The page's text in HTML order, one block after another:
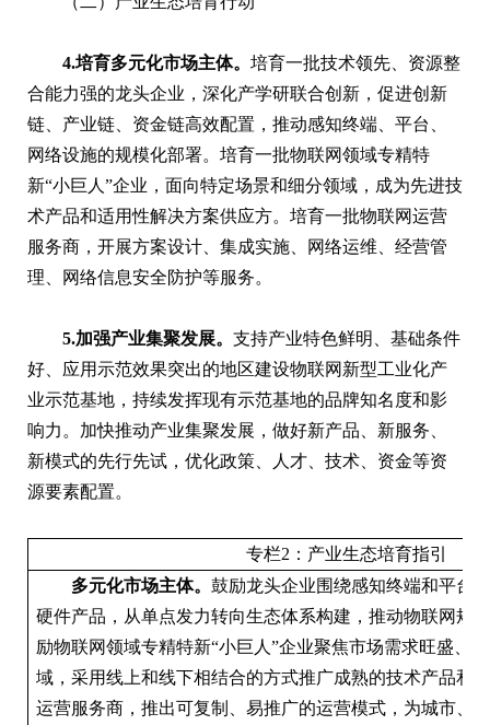
4.培育多元化市场主体。 培育一批技术领先、资源整
合能力强的龙头企业，深化产学研联合创新，促进创新
链、产业链、资金链高效配置，推动感知终端、平台、
网络设施的规模化部署。培育一批物联网领域专精特
新“小巨人”企业，面向特定场景和细分领域，成为先进技
术产品和适用性解决方案供应方。培育一批物联网运营
服务商，开展方案设计、集成实施、网络运维、经营管
理、网络信息安全防护等服务。
5.加强产业集聚发展。 支持产业特色鲜明、基础条件
好、应用示范效果突出的地区建设物联网新型工业化产
业示范基地，持续发挥现有示范基地的品牌知名度和影
响力。加快推动产业集聚发展，做好新产品、新服务、
新模式的先行先试，优化政策、人才、技术、资金等资
源要素配置。
专栏2：产业生态培育指引
多元化市场主体。 鼓励龙头企业围绕感知终端和平台
硬件产品，从单点发力转向生态体系构建，推动物联网规
励物联网领域专精特新“小巨人”企业聚焦市场需求旺盛、
域，采用线上和线下相结合的方式推广成熟的技术产品和
运营服务商，推出可复制、易推广的运营模式，为城市、